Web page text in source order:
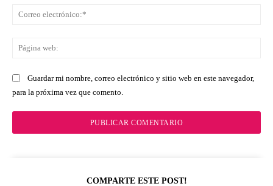
Guardar mi nombre, correo electrónico y sitio web en este navegador,
para la próxima vez que comento.
COMPARTE ESTE POST!